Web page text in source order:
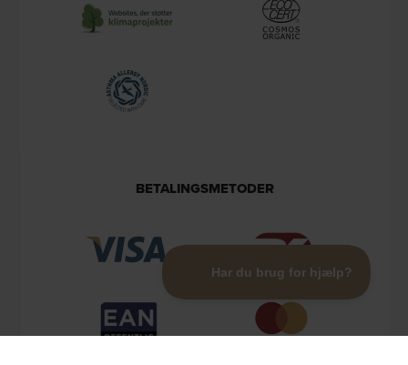
BETALINGSMETODER